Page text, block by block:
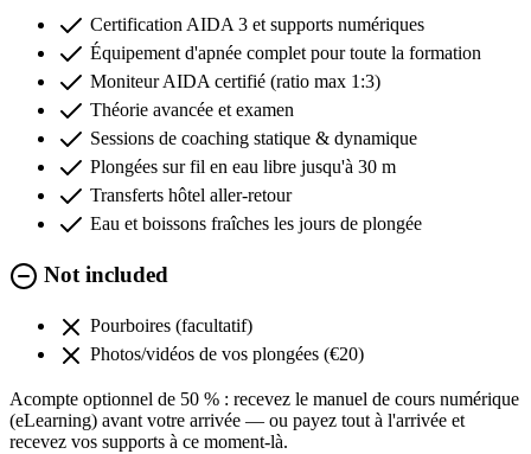
Certification AIDA 3 et supports numériques
Équipement d'apnée complet pour toute la formation
Moniteur AIDA certifié (ratio max 1:3)
Théorie avancée et examen
Sessions de coaching statique & dynamique
Plongées sur fil en eau libre jusqu'à 30 m
Transferts hôtel aller-retour
Eau et boissons fraîches les jours de plongée
Not included
Pourboires (facultatif)
Photos/vidéos de vos plongées (€20)
Acompte optionnel de 50 % : recevez le manuel de cours numérique
(eLearning) avant votre arrivée — ou payez tout à l'arrivée et
recevez vos supports à ce moment-là.